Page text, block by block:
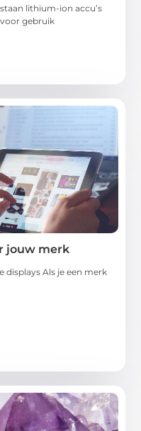
lithium-ion accu’s
gebruik
jouw merk
displays Als je een merk